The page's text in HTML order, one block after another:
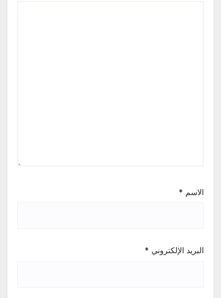
الاسم *
البريد الإلكتروني *